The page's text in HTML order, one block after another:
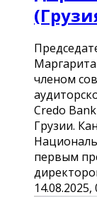
членом
Credo
Грузии.
первым
14.08.2025,